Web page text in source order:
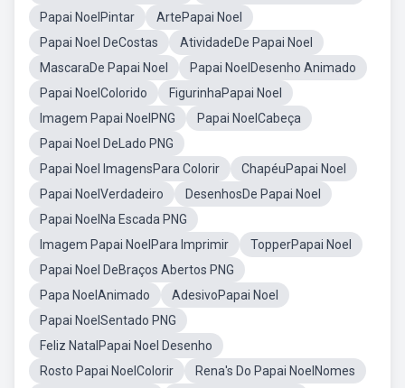
Papai NoelPintar
ArtePapai Noel
Papai Noel DeCostas
AtividadeDe Papai Noel
MascaraDe Papai Noel
Papai NoelDesenho Animado
Papai NoelColorido
FigurinhaPapai Noel
Imagem Papai NoelPNG
Papai NoelCabeça
Papai Noel DeLado PNG
Papai Noel ImagensPara Colorir
ChapéuPapai Noel
Papai NoelVerdadeiro
DesenhosDe Papai Noel
Papai NoelNa Escada PNG
Imagem Papai NoelPara Imprimir
TopperPapai Noel
Papai Noel DeBraços Abertos PNG
Papa NoelAnimado
AdesivoPapai Noel
Papai NoelSentado PNG
Feliz NatalPapai Noel Desenho
Rosto Papai NoelColorir
Rena's Do Papai NoelNomes